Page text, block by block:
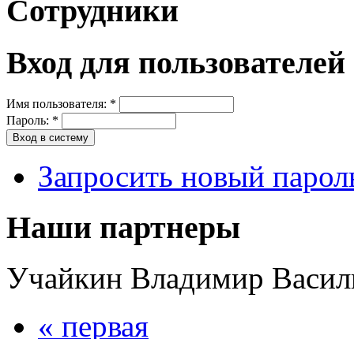
Сотрудники
Вход для пользователей
Имя пользователя: *
Пароль: *
Запросить новый
Наши партнеры
Учайкин Владимир
« первая